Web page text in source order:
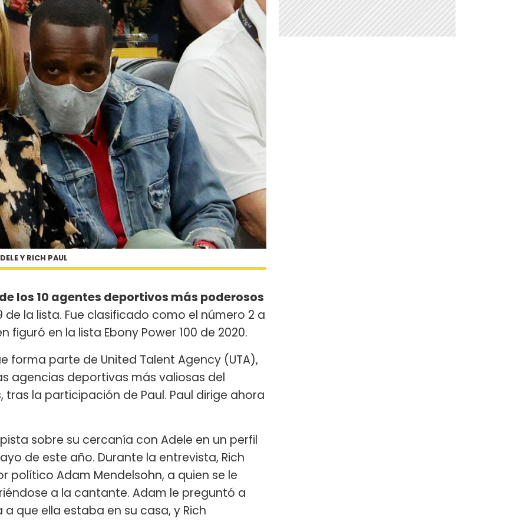
Y RICH PAUL
los 10 agentes deportivos más poderosos
la lista. Fue clasificado como el número 2 a
en la lista Ebony Power 100 de 2020.
forma parte de United Talent Agency (UTA),
agencias deportivas más valiosas del
la participación de Paul. Paul dirige ahora
sobre su cercanía con Adele en un perfil
de este año. Durante la entrevista, Rich
Adam Mendelsohn, a quien se le
a la cantante. Adam le preguntó a
a que ella estaba en su casa, y Rich